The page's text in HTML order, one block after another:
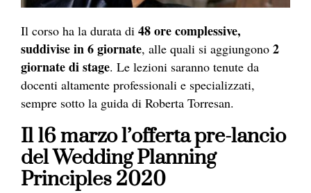
Il corso ha la durata di 48 ore complessive,
suddivise in 6 giornate, alle quali si aggiungono 2
giornate di stage. Le lezioni saranno tenute da
docenti altamente professionali e specializzati,
sempre sotto la guida di Roberta Torresan.
Il 16 marzo l’offerta pre-lancio
del Wedding Planning
Principles 2020